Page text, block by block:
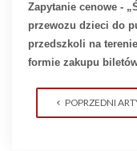
Zapytanie cenowe -
przewozu dzieci do
przedszkoli na
formie zakupu
POPRZEDNI